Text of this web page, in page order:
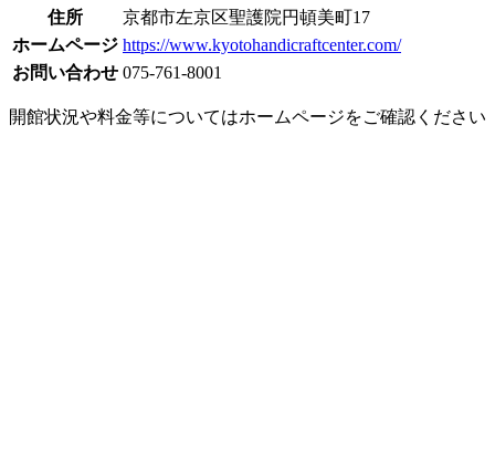
住所
京都市左京区聖護院円頓美町17
ホームページ https://www.kyotohandicraftcenter.com/
お問い合わせ 075-761-8001
開館状況や料金等についてはホームページをご確認ください